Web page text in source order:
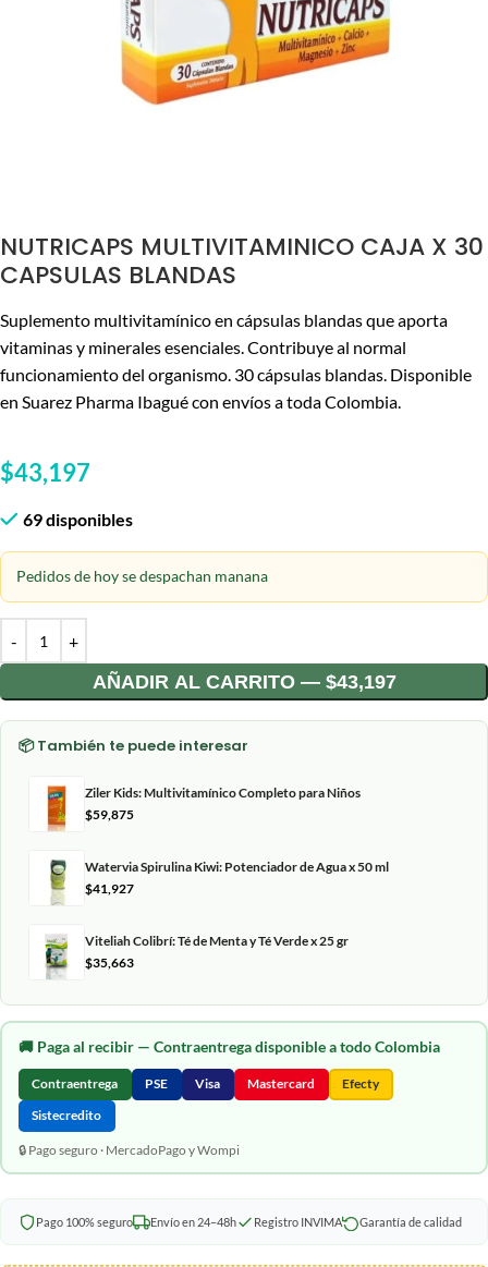
NUTRICAPS MULTIVITAMINICO CAJA X 30
CAPSULAS BLANDAS
Suplemento multivitamínico en cápsulas blandas que aporta
vitaminas y minerales esenciales. Contribuye al normal
funcionamiento del organismo. 30 cápsulas blandas. Disponible
en Suarez Pharma Ibagué con envíos a toda Colombia.
$43,197
69 disponibles
Pedidos de hoy se despachan manana
AÑADIR AL CARRITO — $43,197
📦 También te puede interesar
Ziler Kids: Multivitamínico Completo para Niños
$59,875
Watervia Spirulina Kiwi: Potenciador de Agua x 50 ml
$41,927
Viteliah Colibrí: Té de Menta y Té Verde x 25 gr
$35,663
🚚 Paga al recibir— Contraentrega disponible a todo Colombia
Contraentrega PSE Visa Mastercard Efecty
Sistecredito
🔒 Pago seguro · MercadoPago y Wompi
Pago 100% seguro Envío en 24–48h Registro INVIMA Garantía de calidad